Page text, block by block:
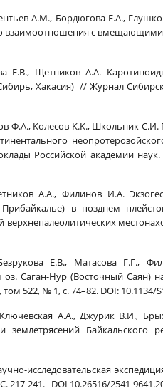
А.М., Бордюгова Е.А.,
взаимоотношения с
Е.В., Щетников А.А.
Хакасия) // Журнал
Ф.А., Колесов К.К., Школьник
Российской академии
А.А., Филинов И.А.
в позднем
верхнепалеолитических
Е.В., Матасова Г.Г.,
оз. Саган-Нур (Восточный Саян)
522, № 1, с. 74–82. DOI: 10.1134/
А.А., Джурик В.И.,
землетрясений
исследовательская
241. DOI 10.26516/2541-